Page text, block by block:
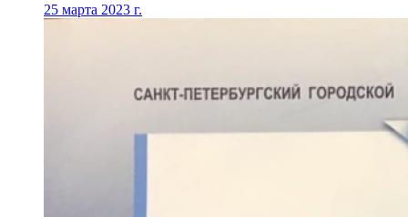
25 марта 2023 г.